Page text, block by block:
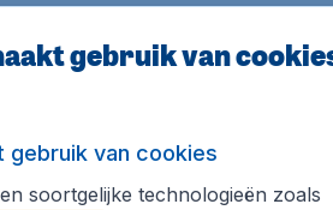
Internationale sites
gebruik van
gebruik van cookies
soortgelijke technologieën zoals